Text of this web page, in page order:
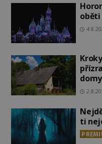
oběti
ti